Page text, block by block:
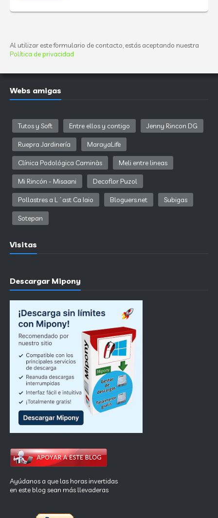
Al utilizar este formulario de contacto, estás aceptando nuestra
Política de privacidad
Webs amigas
Tutos y Soft Entre ellos y contigo Jenny Rincon DG
Ruepra Jardinería MarayaLife
Clínica Podológica Caminàs Meli entre lineas
Mi Rincón - Misaani Decoflor Puzol
Pollastres a L´ast Ca Iaio Bloguers.net Subigas
Sotepan
Visitas
Descargar Mipony
Ayúdanos a que las horas invertidas
en este blog sean más llevaderas